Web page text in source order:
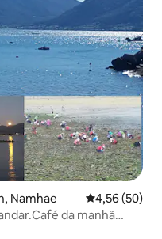
Namhae 4,56 de uma
4,56 (50)
da manhã